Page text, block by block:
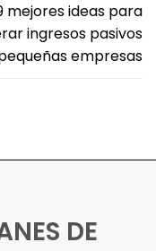
mejores ideas para
ingresos pasivos
empresas
DE